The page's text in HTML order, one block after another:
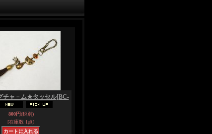
チャ－ム★タッセル[BC-
800円(税別)
[在庫数 1点]